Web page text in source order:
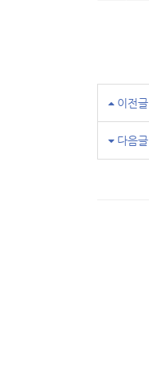
이전글
다음글